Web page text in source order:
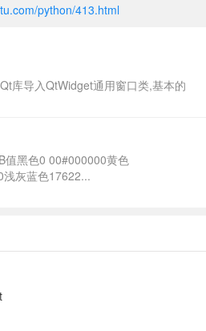
python/413.html
库导入QtWidget通用窗口类,基本的
值黑色0 00#000000黄色
灰蓝色17622...